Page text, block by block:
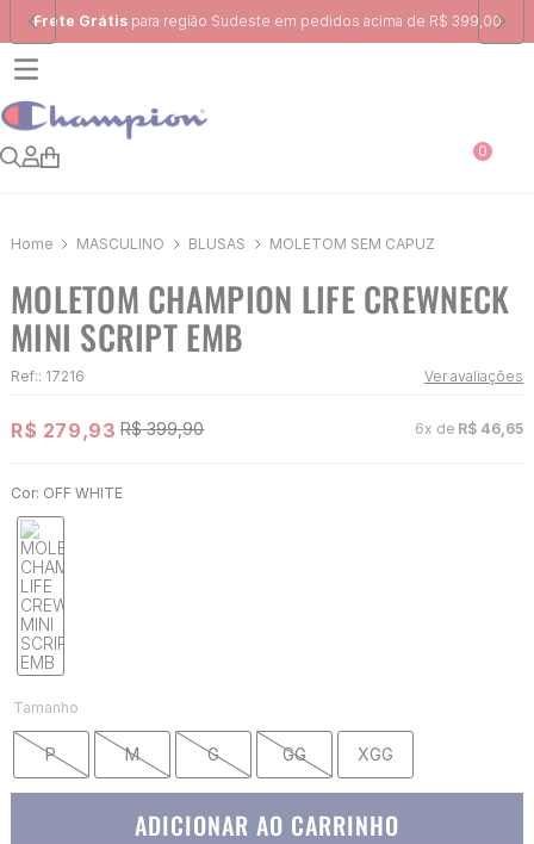
Frete Grátispara região Sudeste em pedidos acima de R$ 399,00
0
MASCULINO BLUSAS MOLETOM SEM CAPUZ
MOLETOM CHAMPION LIFE CREWNECK
MINI SCRIPT EMB
Ref:: 17216 Ver avaliações
R$ 279,93 R$ 399,90 6x de R$ 46 65
Cor: OFF WHITE
Tamanho
P M G GG XGG
ADICIONAR AO CARRINHO